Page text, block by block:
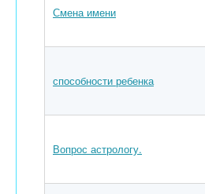
Смена имени
способности ребенка
Вопрос астрологу.